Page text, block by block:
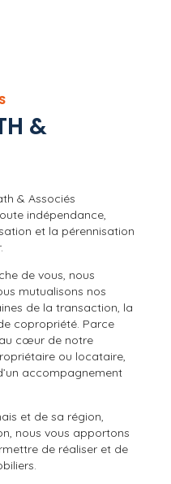
&
& Associés
indépendance,
et la pérennisation
de vous, nous
mutualisons nos
de la transaction, la
copropriété. Parce
cœur de notre
ou locataire,
accompagnement
et de sa région,
nous vous apportons
de réaliser et de